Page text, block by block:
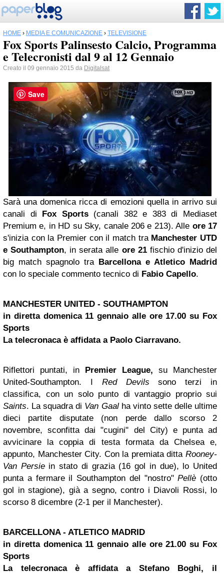
HOME › MEDIA E COMUNICAZIONE › TELEVISIONE
Fox Sports Palinsesto Calcio, Programma
e Telecronisti dal 9 al 12 Gennaio
Creato il 09 gennaio 2015 da Digitalsat
Sarà una domenica ricca di emozioni quella in arrivo sui
canali di Fox Sports(canali 382 e 383 di Mediaset
Premium e, in HD su Sky, canale 206 e 213). Alle ore 17
s'inizia con la Premier con il match tra Manchester UTD
e Southampton, in serata alle ore 21fischio d'inizio del
big match spagnolo tra Barcellona e Atletico Madrid
con lo speciale commento tecnico di Fabio Capello.
MANCHESTER UNITED - SOUTHAMPTON
in diretta domenica 11 gennaio alle ore 17.00 su Fox
Sports
La telecronaca è affidata a Paolo Ciarravano.
Riflettori puntati, in Premier League, su Manchester
United-Southampton. I Red Devils sono terzi in
classifica, con un solo punto di vantaggio proprio sui
Saints. La squadra di Van Gaalha vinto sette delle ultime
dieci partite disputate (non perde dallo scorso 2
novembre, sconfitta dai "cugini" del City) e punta ad
avvicinare la coppia di testa formata da Chelsea e,
appunto, Manchester City. Con la premiata ditta Rooney-
Van Persiein stato di grazia (16 gol in due), lo United
punta a fermare il Southampton del "nostro"Pellè (otto
gol in stagione), già a segno, contro i Diavoli Rossi, lo
scorso 8 dicembre (2-1 per il Manchester).
BARCELLONA - ATLETICO MADRID
in diretta domenica 11 gennaio alle ore 21.00 su Fox
Sports
La telecronaca è affidata a Stefano Boghi, il
Save